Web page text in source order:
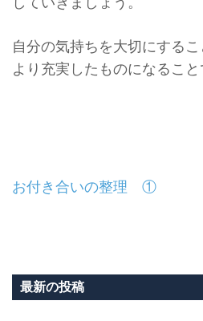
自分の気持ちを大切にするこ
より充実したものになること
投
ビ
お付き合いの整理 ①
最新の投稿